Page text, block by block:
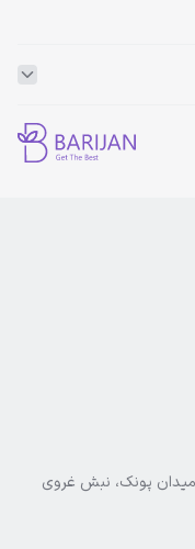
میدان پونک، نبش غروی